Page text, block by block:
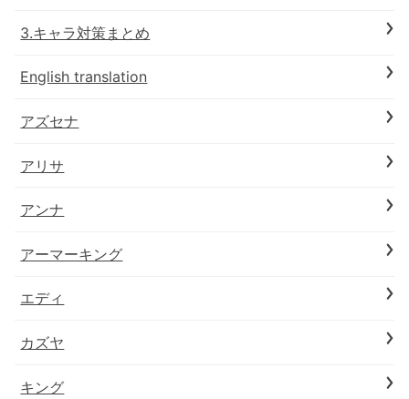
3.キャラ対策まとめ
English translation
アズセナ
アリサ
アンナ
アーマーキング
エディ
カズヤ
キング